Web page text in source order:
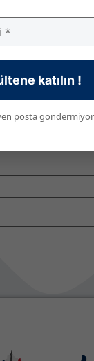
Bülteni
gelişmeleri
katılın !
posta